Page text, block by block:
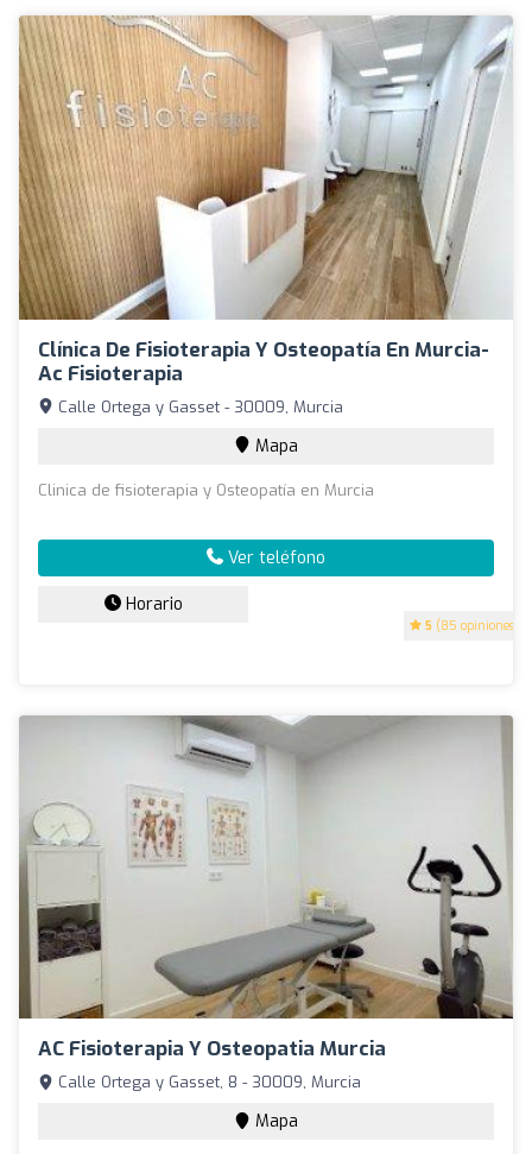
Clínica De Fisioterapia Y Osteopatía En Murcia-
Ac Fisioterapia
5 (85 opiniones)
Calle Ortega y Gasset - 30009, Murcia
Mapa
Clinica de fisioterapia y Osteopatía en Murcia
Ver teléfono
Horario
AC Fisioterapia Y Osteopatia Murcia
Calle Ortega y Gasset, 8 - 30009, Murcia
Mapa